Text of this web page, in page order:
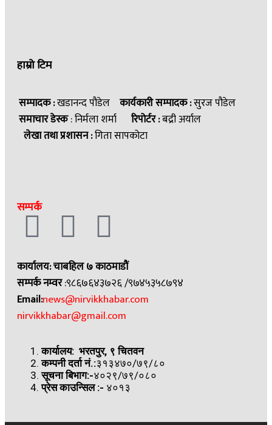
हाम्रो टिम
सम्पादक :खडानन्द पौडेल कार्यकारी सम्पादक :सुरज पौडेल
समाचार डेस्क: निर्मला शर्मा रिपोर्टर :बद्री अर्याल
लेखा तथा प्रशासन :गिता सापकोटा
सम्पर्क
कार्यालय: चाबहिल ७ काठमाडौं
सम्पर्क नम्वर:९८६७६४३७२६ /९७४५३५८७९४
Email:news@nirvikkhabar.com
nirvikkhabar@gmail.com
कार्यालय: भरतपुर, ९ चितवन
कम्पनी दर्ता नं.:३१३४७०/७९/८०
सूचना बिभाग:-४०२९/७९/०८०
प्रेस काउन्सिल:- ४०१३